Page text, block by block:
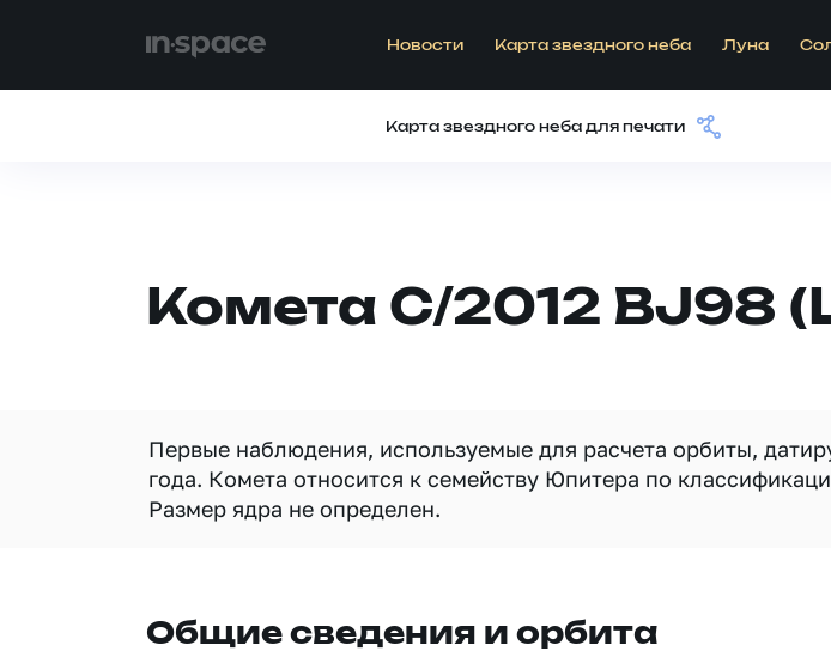
Новости Карта звездного неба Луна
Карта звездного неба для печати
Комета C/2012 BJ98
Первые наблюдения, используемые для расчета орбиты,
года. Комета относится к семейству Юпитера по
Размер ядра не определен.
Общие сведения и орбита